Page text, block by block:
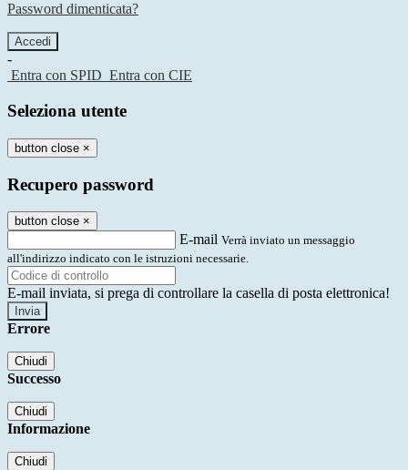
Password dimenticata?
-
Entra con SPID Entra con CIE
Seleziona utente
button close ×
Recupero password
button close ×
E-mail Verrà inviato un messaggio
all'indirizzo indicato con le istruzioni necessarie.
E-mail inviata, si prega di controllare la casella di posta elettronica!
Errore
Chiudi
Successo
Chiudi
Informazione
Chiudi